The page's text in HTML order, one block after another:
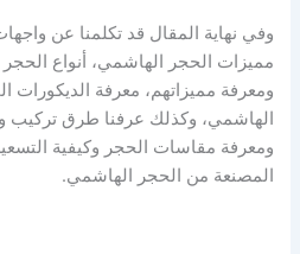
وفي نهاية المقال قد تكلمنا عن
مميزات الحجر الهاشمي، أنواع
ومعرفة مميزاتهم، معرفة الديكورات
الهاشمي، وكذلك عرفنا طرق تركيب
ومعرفة مقاسات الحجر وكيفية
المصنعة من الحجر الهاشمي.